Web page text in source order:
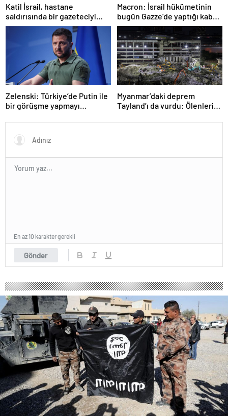
Katil İsrail, hastane
saldırısında bir gazeteciyi
öldürdüğünü itiraf etti
Macron: İsrail hükümetinin
bugün Gazze’de yaptığı kabul
edilemez
Zelenski: Türkiye’de Putin ile
bir görüşme yapmayı
Myanmar’daki deprem
Tayland’ı da vurdu: Ölenlerin
Gönder
En az 10 karakter gerekli